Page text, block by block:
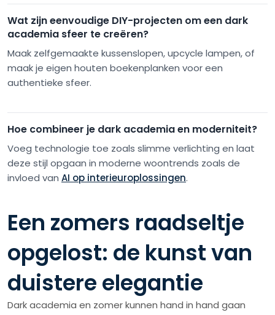
Wat zijn eenvoudige DIY-projecten om een dark
academia sfeer te creëren?
Maak zelfgemaakte kussenslopen, upcycle lampen, of
maak je eigen houten boekenplanken voor een
authentieke sfeer.
Hoe combineer je dark academia en moderniteit?
Voeg technologie toe zoals slimme verlichting en laat
deze stijl opgaan in moderne woontrends zoals de
invloed van AI op interieuroplossingen.
Een zomers raadseltje
opgelost: de kunst van
duistere elegantie
Dark academia en zomer kunnen hand in hand gaan